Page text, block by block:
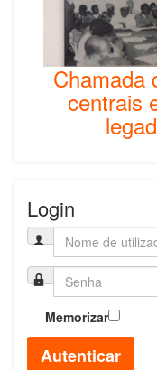
Chamada
centrais
Login
Memorizar
Autenticar